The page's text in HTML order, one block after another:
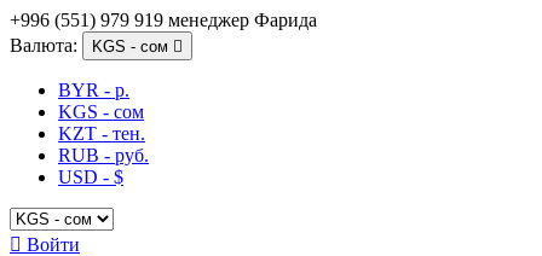
+996 (551) 979 919 менеджер Фарида
Валюта:
KGS - сом 
BYR - р.
KGS - сом
KZT - тен.
RUB - руб.
USD - $
 Войти